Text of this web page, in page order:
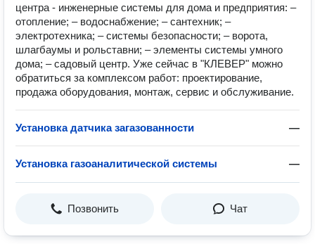
центра - инженерные системы для дома и предприятия: –
отопление; – водоснабжение; – сантехник; –
электротехника; – системы безопасности; – ворота,
шлагбаумы и рольставни; – элементы системы умного
дома; – садовый центр. Уже сейчас в "КЛЕВЕР" можно
обратиться за комплексом работ: проектирование,
продажа оборудования, монтаж, сервис и обслуживание.
Установка датчика загазованности —
Установка газоаналитической системы —
Позвонить Чат